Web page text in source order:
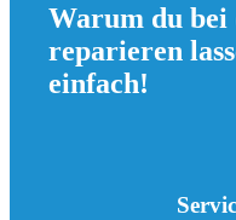
Warum du
reparieren
einfach!